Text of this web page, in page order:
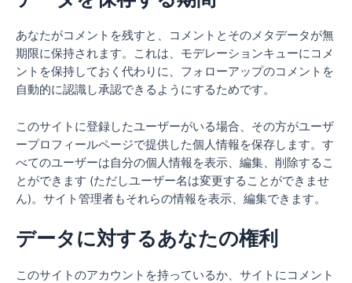
あなたがコメントを残すと、コメントとそのメタデータが無
期限に保持されます。これは、モデレーションキューにコメ
ントを保持しておく代わりに、フォローアップのコメントを
自動的に認識し承認できるようにするためです。
このサイトに登録したユーザーがいる場合、その方がユーザ
ープロフィールページで提供した個人情報を保存します。す
べてのユーザーは自分の個人情報を表示、編集、削除するこ
とができます (ただしユーザー名は変更することができませ
ん)。サイト管理者もそれらの情報を表示、編集できます。
データに対するあなたの権利
このサイトのアカウントを持っているか、サイトにコメント